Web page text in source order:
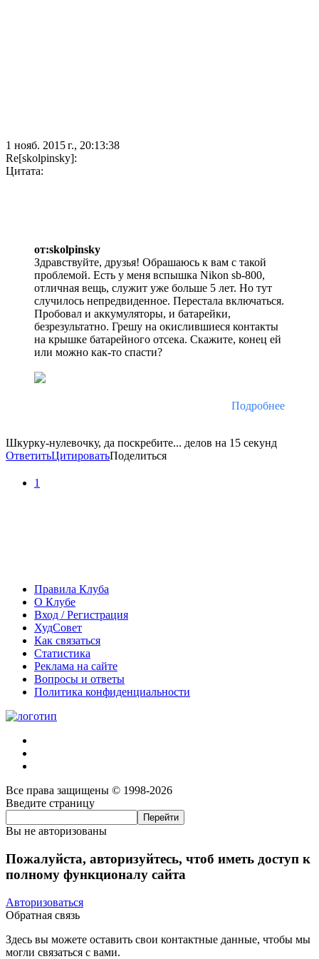
1 нояб. 2015 г., 20:13:38
Re[skolpinsky]:
Цитата:
от:skolpinsky
Здравствуйте, друзья! Обрашаюсь к вам с такой
проблемой. Есть у меня вспышка Nikon sb-800,
отличная вещь, служит уже больше 5 лет. Но тут
случилось непредвиденное. Перестала включаться.
Пробовал и аккумуляторы, и батарейки,
безрезультатно. Грешу на окислившиеся контакты
на крышке батарейного отсека. Скажите, конец ей
или можно как-то спасти?
Подробнее
Шкурку-нулевочку, да поскребите... делов на 15 секунд
ОтветитьЦитироватьПоделиться
1
Правила Клуба
О Клубе
Вход / Регистрация
ХудСовет
Как связаться
Статистика
Реклама на сайте
Вопросы и ответы
Политика конфиденциальности
Все права защищены © 1998-2026
Введите страницу
Вы не авторизованы
Пожалуйста, авторизуйтесь, чтоб иметь доступ к
полному функционалу сайта
Авторизоваться
Обратная связь
Здесь вы можете оставить свои контактные данные, чтобы мы
могли связаться с вами.